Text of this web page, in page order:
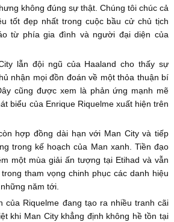
không đúng sự thật. Chúng tôi chúc cả
tốt đẹp nhất trong cuộc bầu cử chủ tịch
từ phía gia đình và người đại diện của
lẫn đội ngũ của Haaland cho thấy sự
nhận mọi đồn đoán về một thỏa thuận bí
cũng được xem là phản ứng mạnh mẽ
biểu của Enrique Riquelme xuất hiện trên
hợp đồng dài hạn với Man City và tiếp
trong kế hoạch của Man xanh. Tiền đạo
một mùa giải ấn tượng tại Etihad và vẫn
tham vọng chinh phục các danh hiệu
năm tới.
của Riquelme đang tạo ra nhiều tranh cãi
khi Man City khẳng định không hề tồn tại